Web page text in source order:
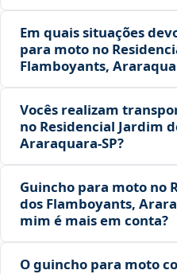
Em quais situações
para moto no
Flamboyants,
Vocês realizam
no Residencial Jardim
Araraquara‑SP?
Guincho para moto no
dos Flamboyants,
mim é mais em conta?
O guincho para moto